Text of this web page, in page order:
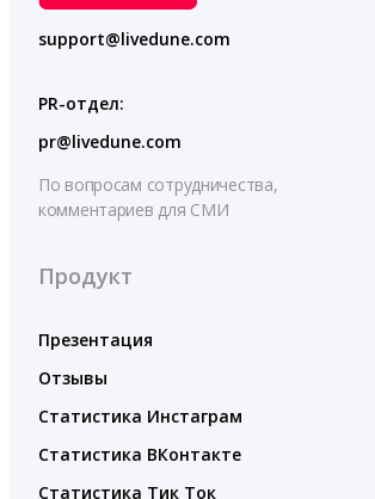
support@livedune.com
PR-отдел:
pr@livedune.com
По вопросам сотрудничества,
комментариев для СМИ
Продукт
Презентация
Отзывы
Статистика Инстаграм
Статистика ВКонтакте
Статистика Тик Ток